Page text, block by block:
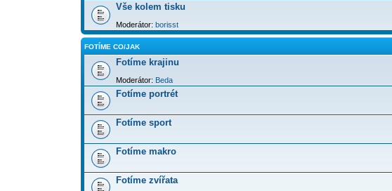
Vše kolem tisku
Moderátor: borisst
FOTÍME CO/JAK
Fotíme krajinu
Moderátor: Beda
Fotíme portrét
Fotíme sport
Fotíme makro
Fotíme zvířata